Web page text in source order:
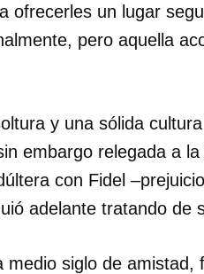
ofrecerles un lugar
pero aquella
y una sólida
embargo relegada a
con Fidel
adelante tratando de
siglo de amistad,